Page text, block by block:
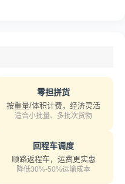
零担拼货
按重量/体积计费，经济灵活
适合小批量、多批次货物
回程车调度
顺路返程车，运费更实惠
降低30%-50%运输成本